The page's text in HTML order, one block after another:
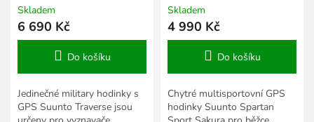
Skladem
6 690 Kč
Do košíku
Jedinečné military hodinky s
GPS Suunto Traverse jsou
Skladem
4 990 Kč
Do košíku
Chytré multisportovní GPS
hodinky Suunto Spartan